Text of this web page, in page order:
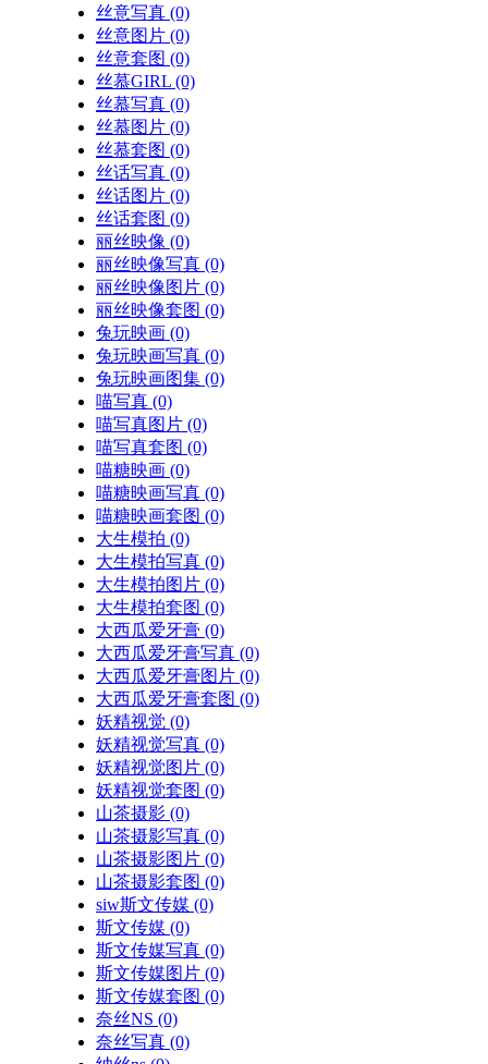
丝意写真 (0)
丝意图片 (0)
丝意套图 (0)
丝慕GIRL (0)
丝慕写真 (0)
丝慕图片 (0)
丝慕套图 (0)
丝话写真 (0)
丝话图片 (0)
丝话套图 (0)
丽丝映像 (0)
丽丝映像写真 (0)
丽丝映像图片 (0)
丽丝映像套图 (0)
兔玩映画 (0)
兔玩映画写真 (0)
兔玩映画图集 (0)
喵写真 (0)
喵写真图片 (0)
喵写真套图 (0)
喵糖映画 (0)
喵糖映画写真 (0)
喵糖映画套图 (0)
大生模拍 (0)
大生模拍写真 (0)
大生模拍图片 (0)
大生模拍套图 (0)
大西瓜爱牙膏 (0)
大西瓜爱牙膏写真 (0)
大西瓜爱牙膏图片 (0)
大西瓜爱牙膏套图 (0)
妖精视觉 (0)
妖精视觉写真 (0)
妖精视觉图片 (0)
妖精视觉套图 (0)
山茶摄影 (0)
山茶摄影写真 (0)
山茶摄影图片 (0)
山茶摄影套图 (0)
siw斯文传媒 (0)
斯文传媒 (0)
斯文传媒写真 (0)
斯文传媒图片 (0)
斯文传媒套图 (0)
奈丝NS (0)
奈丝写真 (0)